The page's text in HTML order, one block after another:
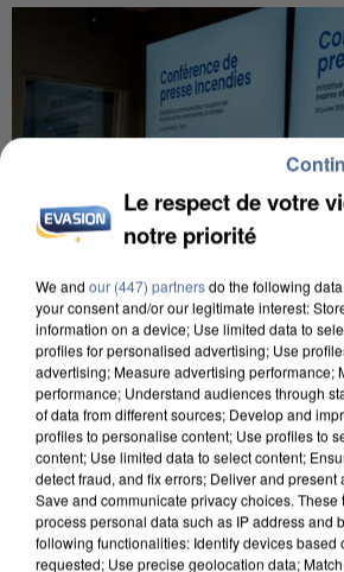
INCENDIES : L’ÎLE-DE-FRANCE
DE SOLIDARITÉ AVEC LES...
Le respect de votre
notre priorité
We and our (447) partnersdo the following
your consent and/or our legitimate interest:
information on a device; Use limited data to
profiles for personalised advertising; Use
advertising; Measure advertising performance;
performance; Understand audiences through
of data from different sources; Develop and
profiles to personalise content; Use profiles to
content; Use limited data to select content;
detect fraud, and fix errors; Deliver and
Save and communicate privacy choices.
process personal data such as IP address and
following functionalities: Identify devices based
requested; Use precise geolocation data;